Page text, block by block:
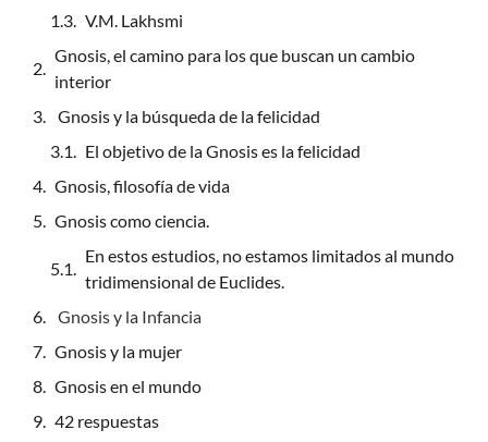
V.M. Lakhsmi
Gnosis, el camino para los que buscan un cambio
interior
Gnosis y la búsqueda de la felicidad
El objetivo de la Gnosis es la felicidad
Gnosis, filosofía de vida
Gnosis como ciencia.
En estos estudios, no estamos limitados al mundo
tridimensional de Euclides.
Gnosis y la Infancia
Gnosis y la mujer
Gnosis en el mundo
42 respuestas